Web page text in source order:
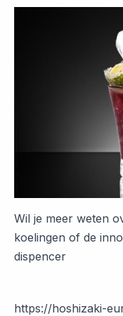
Wil je meer weten
koelingen of de
dispencer
https://hoshizaki-